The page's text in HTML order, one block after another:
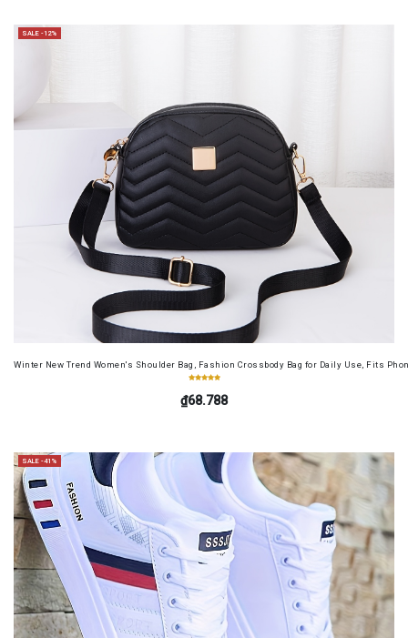
SALE -12%
Winter New Trend Women's Shoulder Bag, Fashion Crossbody Bag for Daily Use, Fits
₫68.788
SALE -41%